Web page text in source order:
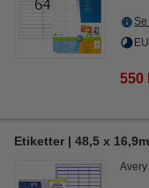
550
Etiketter | 48,5 x
Avery